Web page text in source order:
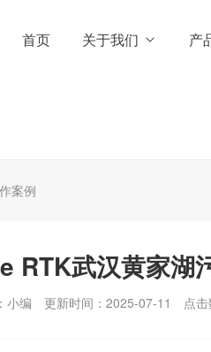
首页 关于我们 产
案例
RTK武汉黄家湖
小编 更新时间：2025-07-11 点